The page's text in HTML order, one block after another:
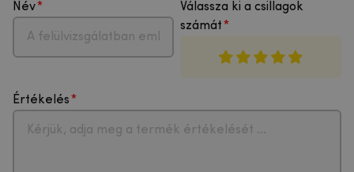
Név
Válassza ki a csillagok
számát
Értékelés